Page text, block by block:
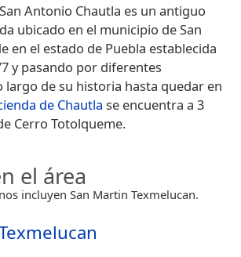
Antonio Chautla es un antiguo
ubicado en el municipio de San
en el estado de Puebla establecida
y pasando por diferentes
largo de su historia hasta quedar en
de Chautla se encuentra a 3
Cerro Totolqueme.
el área
incluyen San Martin Texmelucan.